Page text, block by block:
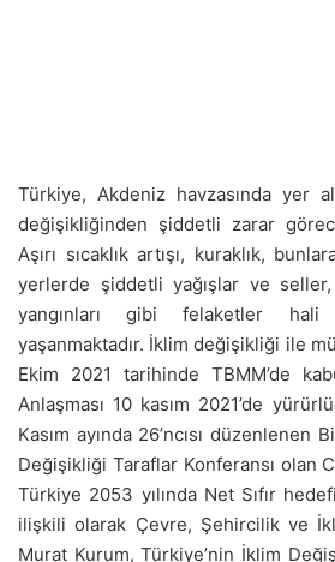
Türkiye, Akdeniz havzasında yer
değişikliğinden şiddetli zarar
Aşırı sıcaklık artışı, kuraklık,
yerlerde şiddetli yağışlar ve
yangınları gibi felaketler hali
yaşanmaktadır. İklim değişikliği ile
Ekim 2021 tarihinde TBMM’de
Anlaşması 10 kasım 2021’de
Kasım ayında 26’ncısı
Değişikliği Taraflar Konferansı olan
Türkiye 2053 yılında Net Sıfır
ilişkili olarak Çevre, Şehircilik ve
Murat Kurum, Türkiye’nin İklim